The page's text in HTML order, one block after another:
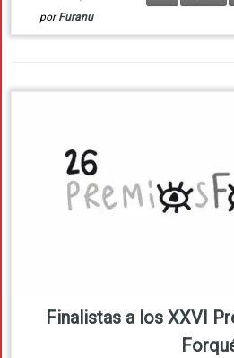
porFuranu
Finalistas a los XXVI